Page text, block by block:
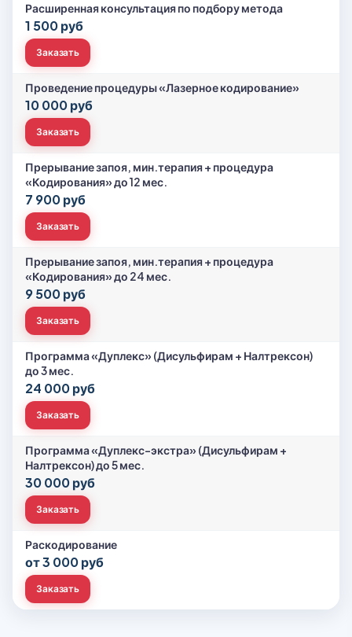
Расширенная консультация по подбору метода
1 500 руб
Заказать
Проведение процедуры «Лазерное кодирование»
10 000 руб
Заказать
Прерывание запоя, мин.терапия + процедура
«Кодирования» до 12 мес.
7 900 руб
Заказать
Прерывание запоя, мин.терапия + процедура
«Кодирования» до 24 мес.
9 500 руб
Заказать
Программа «Дуплекс» (Дисульфирам + Налтрексон)
до 3 мес.
24 000 руб
Заказать
Программа «Дуплекс-экстра» (Дисульфирам +
Налтрексон) до 5 мес.
30 000 руб
Заказать
Раскодирование
от 3 000 руб
Заказать